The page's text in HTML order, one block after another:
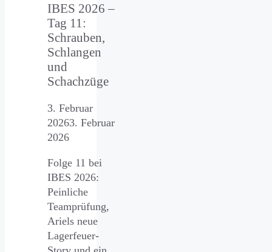
IBES 2026 –
Tag 11:
Schrauben,
Schlangen
und
Schachzüge
3. Februar
20263. Februar
2026
Folge 11 bei
IBES 2026:
Peinliche
Teamprüfung,
Ariels neue
Lagerfeuer-